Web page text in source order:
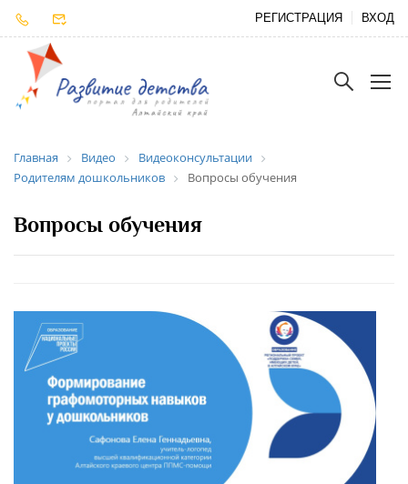
РЕГИСТРАЦИЯ ВХОД
Главная Видео
Видеоконсультации
Родителям дошкольников
Вопросы обучения
Вопросы обучения